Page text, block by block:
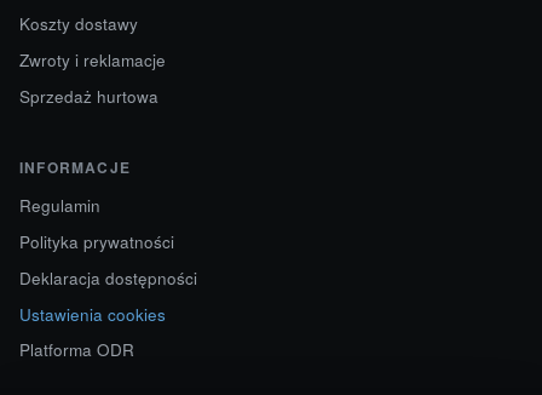
Koszty dostawy
Zwroty i reklamacje
Sprzedaż hurtowa
INFORMACJE
Regulamin
Polityka prywatności
Deklaracja dostępności
Ustawienia cookies
Platforma ODR